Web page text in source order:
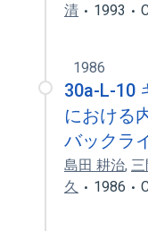
清
1993
1986
30a-L-10
における
バックラ
島田 耕治,
久
1986